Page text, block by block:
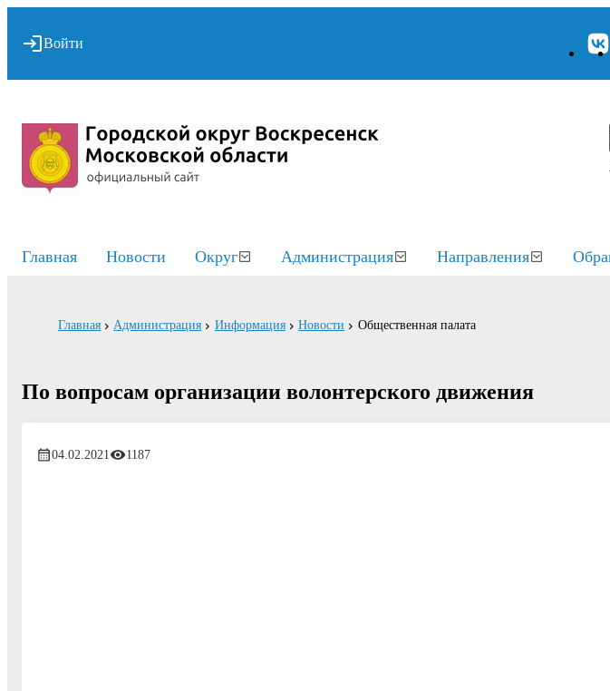
Войти
Главная Новости Округ Администрация Направления
Главная Администрация Информация Новости Общественная палата
По вопросам организации волонтерского движения
04.02.2021 1187